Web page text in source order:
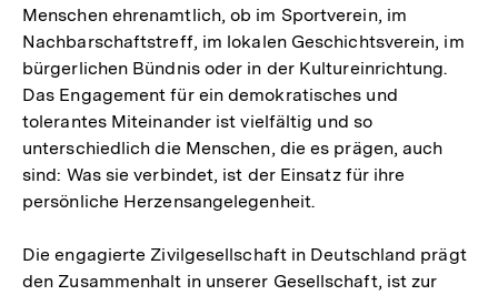
Menschen ehrenamtlich, ob im Sportverein, im
Nachbarschaftstreff, im lokalen Geschichtsverein, im
bürgerlichen Bündnis oder in der Kultureinrichtung.
Das Engagement für ein demokratisches und
tolerantes Miteinander ist vielfältig und so
unterschiedlich die Menschen, die es prägen, auch
sind: Was sie verbindet, ist der Einsatz für ihre
persönliche Herzensangelegenheit.
Die engagierte Zivilgesellschaft in Deutschland prägt
den Zusammenhalt in unserer Gesellschaft, ist zur